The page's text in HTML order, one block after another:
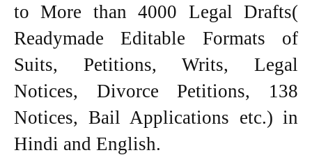
to More than 4000 Legal Drafts(
Readymade Editable Formats of
Suits, Petitions, Writs, Legal
Notices, Divorce Petitions, 138
Notices, Bail Applications etc.) in
Hindi and English.